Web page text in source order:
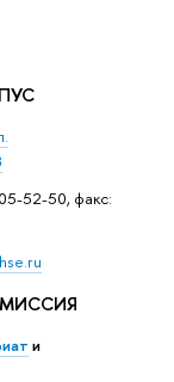
52-50, факс:
и